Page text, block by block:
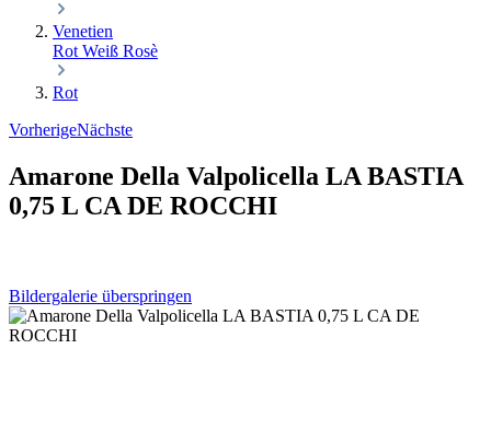
Venetien
Rot Weiß Rosè
Rot
VorherigeNächste
Amarone Della Valpolicella LA BASTIA
0,75 L CA DE ROCCHI
Bildergalerie überspringen